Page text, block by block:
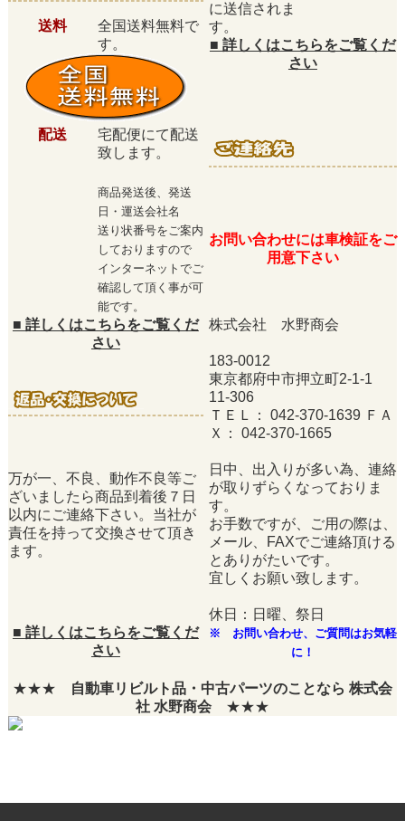
に送信されま
す。
■ 詳しくはこちらをご覧くだ
さい
送料
全国送料無料で
す。
配送
宅配便にて配送
致します。
商品発送後、発送
日・運送会社名
送り状番号をご案内
しておりますので
インターネットでご
確認して頂く事が可
能です。
お問い合わせには車検証をご
用意下さい
■ 詳しくはこちらをご覧くだ
さい
株式会社 水野商会
183-0012
東京都府中市押立町2-1-1
11-306
ＴＥＬ： 042-370-1639 ＦＡ
Ｘ： 042-370-1665
日中、出入りが多い為、連絡
が取りずらくなっておりま
す。
お手数ですが、ご用の際は、
メール、FAXでご連絡頂ける
とありがたいです。
宜しくお願い致します。
休日：日曜、祭日
万が一、不良、動作不良等ご
ざいましたら商品到着後７日
以内にご連絡下さい。当社が
責任を持って交換させて頂き
ます。
■ 詳しくはこちらをご覧くだ
さい
※ お問い合わせ、ご質問はお気軽
に！
★★★
自動車リビルト品・中古パーツのことなら 株式会
社 水野商会
★★★